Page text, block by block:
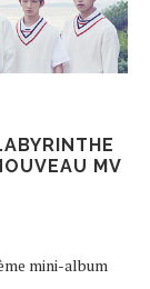
MV
mini-album